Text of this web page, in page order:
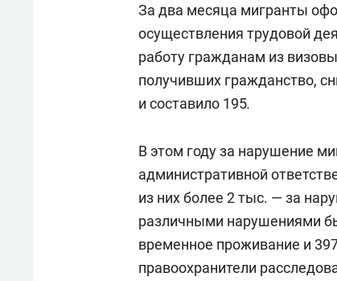
За два месяца мигранты
осуществления трудовой
работу гражданам из
получивших гражданство,
и составило 195.
В этом году за нарушение
административной
из них более 2 тыс. — за
различными нарушениями
временное проживание и
правоохранители